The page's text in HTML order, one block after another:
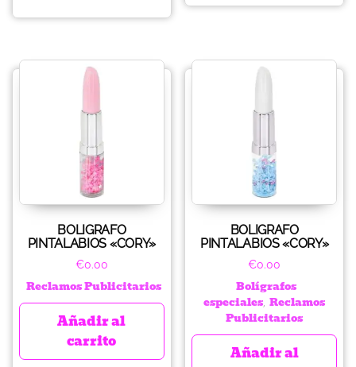
BOLIGRAFO
PINTALABIOS «CORY»
€0.00
Reclamos Publicitarios
Añadir al
carrito
BOLIGRAFO
PINTALABIOS «CORY»
€0.00
Bolígrafos
especiales Reclamos
Publicitarios
Añadir al